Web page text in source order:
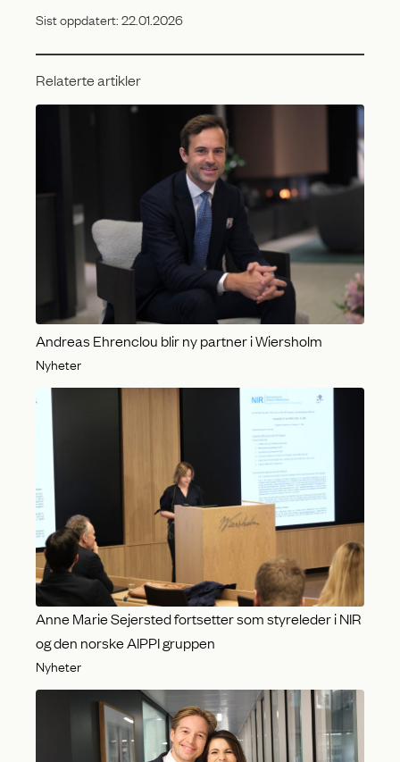
Sist oppdatert:22.01.2026
Relaterte artikler
Andreas Ehrenclou blir ny partner i Wiersholm
Nyheter
Anne Marie Sejersted fortsetter som styreleder i NIR
og den norske AIPPI gruppen
Nyheter